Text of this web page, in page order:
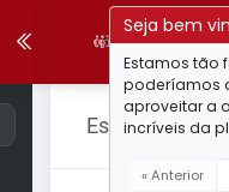
Estrutura do
Seja bem
Estamos tão
poderíamos
aproveitar a
incríveis da
« Anterior